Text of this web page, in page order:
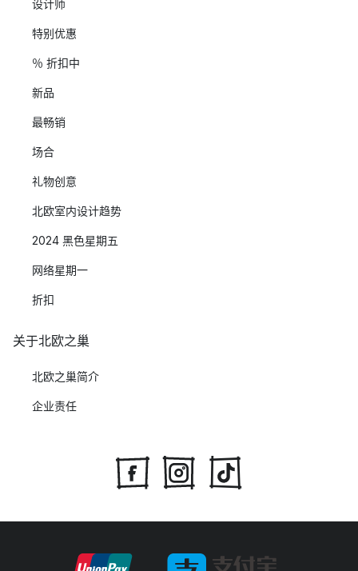
设计师
特别优惠
％ 折扣中
新品
最畅销
场合
礼物创意
北欧室内设计趋势
2024 黑色星期五
网络星期一
折扣
关于北欧之巢
北欧之巢简介
企业责任